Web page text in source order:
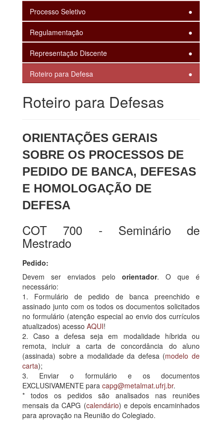
Processo Seletivo
Regulamentação
Representação Discente
Roteiro para Defesa
Roteiro para Defesas
ORIENTAÇÕES GERAIS
SOBRE OS PROCESSOS DE
PEDIDO DE BANCA, DEFESAS
E HOMOLOGAÇÃO DE
DEFESA
COT 700 - Seminário de
Mestrado
Pedido:
Devem ser enviados pelo orientador. O que é
necessário:
1. Formulário de pedido de banca preenchido e
assinado junto com os todos os documentos solicitados
no formulário (atenção especial ao envio dos currículos
atualizados) acesso AQUI!
2. Caso a defesa seja em modalidade híbrida ou
remota, incluir a carta de concordância do aluno
(assinada) sobre a modalidade da defesa (modelo de
carta);
3. Enviar o formulário e os documentos
EXCLUSIVAMENTE para capg@metalmat.ufrj.br.
* todos os pedidos são analisados nas reuniões
mensais da CAPG (calendário) e depois encaminhados
para aprovação na Reunião do Colegiado.